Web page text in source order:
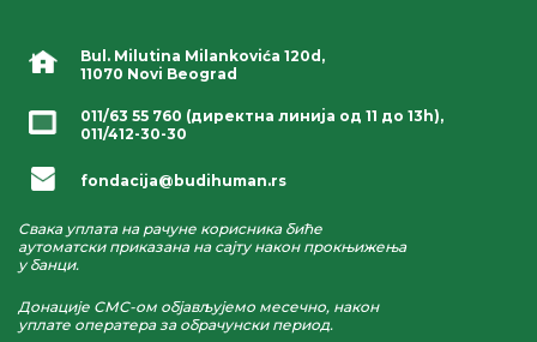
Bul. Milutina Milankovića 120d,
11070 Novi Beograd
011/63 55 760 (директна линија од 11 до 13h),
011/412-30-30
fondacija@budihuman.rs
Свака уплата на рачуне корисника биће
аутоматски приказана на сајту након прокњижења
у банци.
Донације СМС-ом објављујемо месечно, након
уплате оператера за обрачунски период.